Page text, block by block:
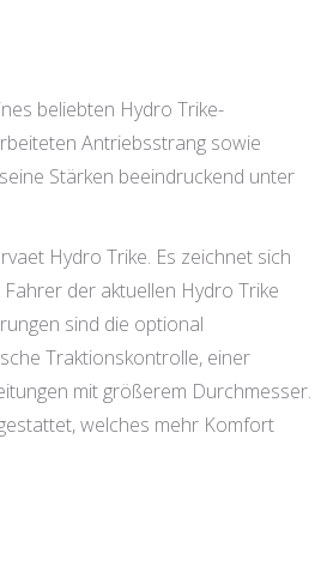
beliebten Hydro Trike-
Antriebsstrang sowie
Stärken beeindruckend unter
Hydro Trike. Es zeichnet sich
der aktuellen Hydro Trike
sind die optional
Traktionskontrolle, einer
mit größerem Durchmesser.
welches mehr Komfort